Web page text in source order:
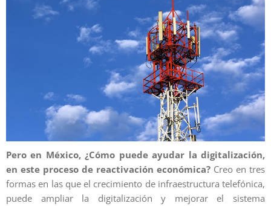
Pero en México, ¿Cómo puede ayudar la digitalización,
en este proceso de reactivación económica? Creo en tres
formas en las que el crecimiento de infraestructura telefónica,
puede ampliar la digitalización y mejorar el sistema